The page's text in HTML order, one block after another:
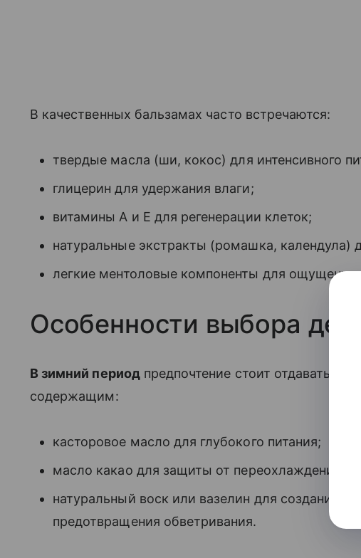
В качественных бальзамах часто встречаются:
твердые масла (ши, кокос) для интенсивного
глицерин для удержания влаги;
витамины А и Е для регенерации клеток;
натуральные экстракты (ромашка, календула)
легкие ментоловые компоненты для
Особенности выбора
В зимний периодпредпочтение стоит отдавать
содержащим:
касторовое масло для глубокого питания;
масло какао для защиты от переохлаждения;
натуральный воск или вазелин для создания
предотвращения обветривания.